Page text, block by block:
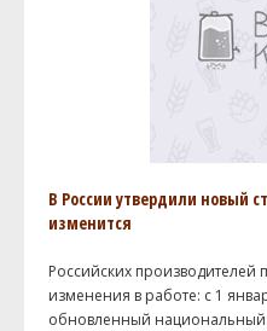
В России утвердили новый
изменится
Российских производителей
изменения в работе: с 1
обновленный национальный